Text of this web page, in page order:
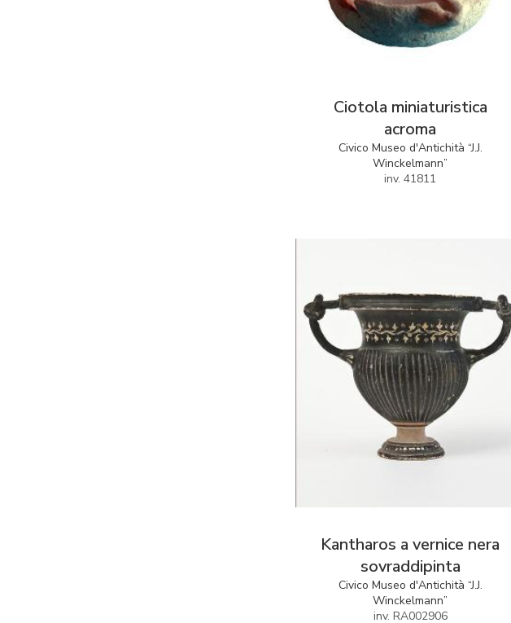
Ciotola miniaturistica
acroma
Civico Museo d'Antichità “J.J.
Winckelmann”
inv. 41811
Kantharos a vernice nera
sovraddipinta
Civico Museo d'Antichità “J.J.
Winckelmann”
inv. RA002906